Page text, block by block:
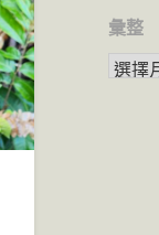
彙整
彙整